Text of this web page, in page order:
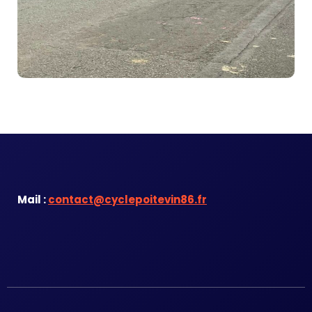
Mail :contact@cyclepoitevin86.fr